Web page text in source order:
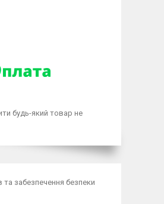
будь-який товар не
забезпечення безпеки